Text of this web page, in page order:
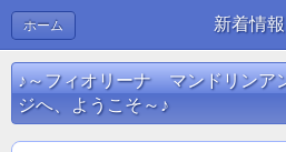
新着情報
ホーム
♪～フィオリーナ マンドリンア
ジへ、ようこそ～♪